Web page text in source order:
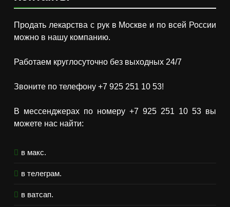
Продать лекарства с рук в Москве и по всей России
можно в нашу компанию.
Работаем круглосуточно без выходных 24/7
Звоните по телефону +7 925 251 10 53!
В мессенджерах по номеру +7 925 251 10 53 вы
можете нас найти:
в макс.
в телеграм.
в ватсап.